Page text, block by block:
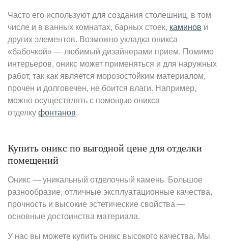
Часто его используют для создания столешниц, в том
числе и в ванных комнатах, барных стоек, каминов и
других элементов. Возможно укладка оникса
«бабочкой» — любимый дизайнерами прием. Помимо
интерьеров, оникс может применяться и для наружных
работ, так как является морозостойким материалом,
прочен и долговечен, не боится влаги. Например,
можно осуществлять с помощью оникса
отделку фонтанов.
Купить оникс по выгодной цене для отделки
помещений
Оникс — уникальный отделочный камень. Большое
разнообразие, отличные эксплуатационные качества,
прочность и высокие эстетические свойства —
основные достоинства материала.
У нас вы можете купить оникс высокого качества. Мы